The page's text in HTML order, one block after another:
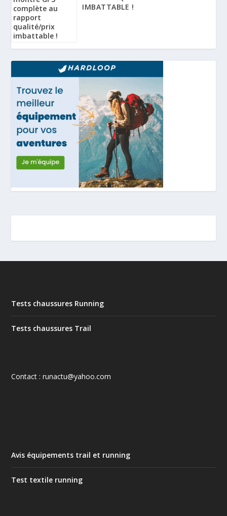
IMBATTABLE !
Tests chaussures Running
Tests chaussures Trail
Contact : runactu@yahoo.com
Avis équipements trail et running
Test textile running